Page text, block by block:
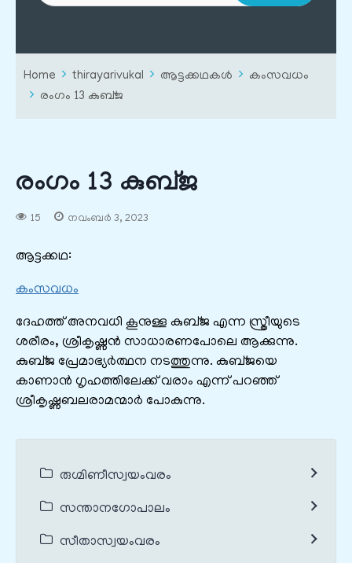
Home thirayarivukal ആട്ടക്കഥകൾ
കംസവധം
രംഗം 13 കുബ്ജ
രംഗം 13 കുബ്ജ
15 നവംബർ 3, 2023
ആട്ടക്കഥ:
കംസവധം
ദേഹത്ത് അനവധി കൂനുള്ള കുബ്ജ എന്ന സ്ത്രീയുടെ
ശരീരം, ശ്രീകൃഷ്ണൻ സാധാരണപോലെ ആക്കുന്നു.
കുബ്ജ പ്രേമാഭ്യർത്ഥന നടത്തുന്നു. കുബ്ജയെ
കാണാൻ ഗൃഹത്തിലേക്ക് വരാം എന്ന് പറഞ്ഞ്
ശ്രീകൃഷ്ണബലരാമന്മാർ പോകുന്നു.
രുഗ്മിണീസ്വയംവരം
സന്താനഗോപാലം
സീതാസ്വയംവരം